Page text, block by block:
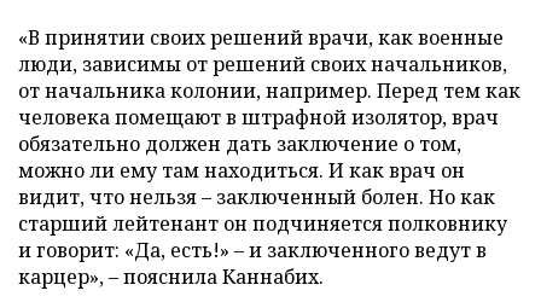
«В принятии своих решений врачи, как военные
люди, зависимы от решений своих начальников,
от начальника колонии, например. Перед тем как
человека помещают в штрафной изолятор, врач
обязательно должен дать заключение о том,
можно ли ему там находиться. И как врач он
видит, что нельзя – заключенный болен. Но как
старший лейтенант он подчиняется полковнику
и говорит: «Да, есть!» – и заключенного ведут в
карцер», – пояснила Каннабих.